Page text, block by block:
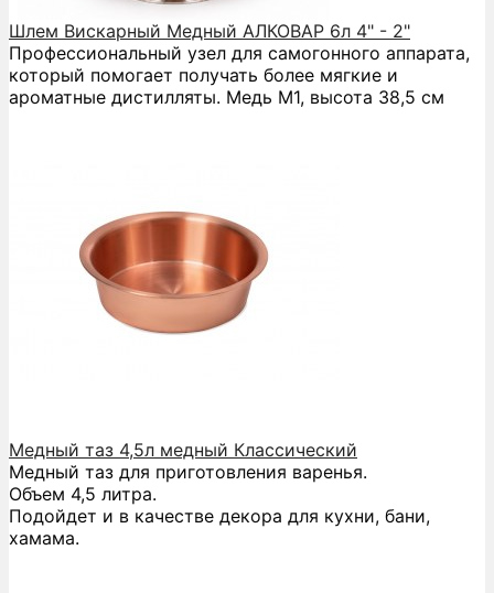
Шлем Вискарный Медный АЛКОВАР 6л 4" - 2"
Профессиональный узел для самогонного аппарата,
который помогает получать более мягкие и
ароматные дистилляты. Медь М1, высота 38,5 см
Медный таз 4,5л медный Классический
Медный таз для приготовления варенья.
Объем 4,5 литра.
Подойдет и в качестве декора для кухни, бани,
хамама.